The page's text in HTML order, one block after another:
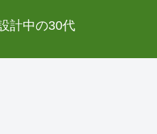
計中の30代